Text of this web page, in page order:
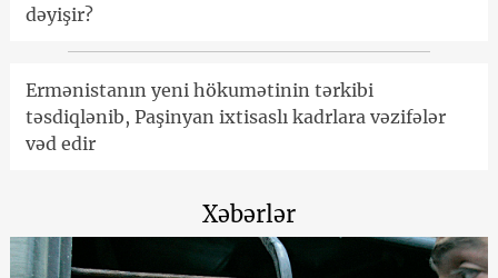
dəyişir?
Ermənistanın yeni hökumətinin tərkibi
təsdiqlənib, Paşinyan ixtisaslı kadrlara vəzifələr
vəd edir
Xəbərlər